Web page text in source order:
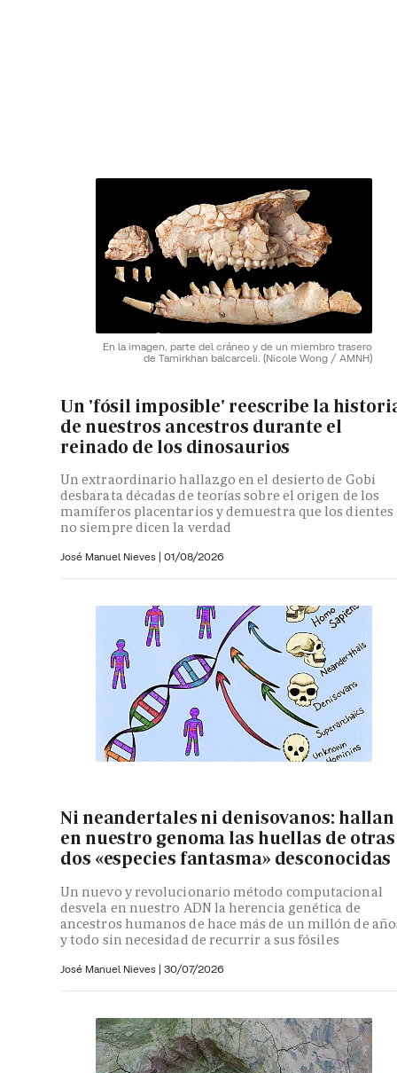
En la imagen, parte del cráneo y de un miembro trasero
de Tamirkhan balcarceli. (Nicole Wong / AMNH)
Un 'fósil imposible' reescribe la
de nuestros ancestros durante el
reinado de los dinosaurios
Un extraordinario hallazgo en el desierto de Gobi
desbarata décadas de teorías sobre el origen de los
mamíferos placentarios y demuestra que los dientes
no siempre dicen la verdad
José Manuel Nieves | 01/08/2026
Ni neandertales ni denisovanos: hallan
en nuestro genoma las huellas de otras
dos «especies fantasma» desconocidas
Un nuevo y revolucionario método computacional
desvela en nuestro ADN la herencia genética de
ancestros humanos de hace más de un millón de
y todo sin necesidad de recurrir a sus fósiles
José Manuel Nieves | 30/07/2026